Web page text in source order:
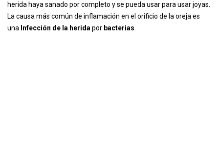
herida haya sanado por completo y se pueda usar para usar joyas.
La causa más común de inflamación en el orificio de la oreja es
una Infección de la herida por bacterias